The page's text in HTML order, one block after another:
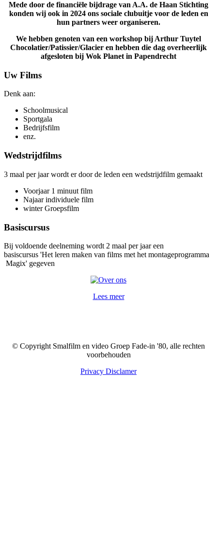
Mede door de financiële bijdrage van A.A. de Haan Stichting
konden wij ook in 2024 ons sociale clubuitje voor de leden en
hun partners weer organiseren.
We hebben genoten van een workshop bij Arthur Tuytel
Chocolatier/Patissier/Glacier en hebben die dag overheerlijk
afgesloten bij Wok Planet in Papendrecht
Uw Films
Denk aan:
Schoolmusical
Sportgala
Bedrijfsfilm
enz.
Wedstrijdfilms
3 maal per jaar wordt er door de leden een wedstrijdfilm gemaakt
Voorjaar 1 minuut film
Najaar individuele film
winter Groepsfilm
Basiscursus
Bij voldoende deelneming wordt 2 maal per jaar een
basiscursus 'Het leren maken van films met het montageprogramma
Magix' gegeven
Lees meer
© Copyright Smalfilm en video Groep Fade-in '80, alle rechten
voorbehouden
Privacy Disclamer